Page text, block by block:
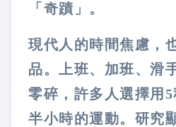
「奇蹟」。
現代人的時間焦慮，
品。上班、加班、滑
零碎，許多人選擇用
半小時的運動。研究